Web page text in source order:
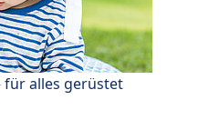
für alles gerüstet